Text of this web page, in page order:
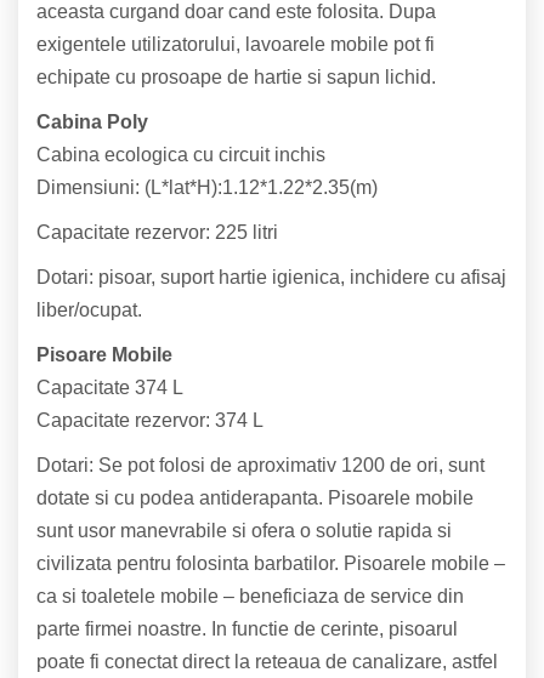
aceasta curgand doar cand este folosita. Dupa
exigentele utilizatorului, lavoarele mobile pot fi
echipate cu prosoape de hartie si sapun lichid.
Cabina Poly
Cabina ecologica cu circuit inchis
Dimensiuni: (L*lat*H):1.12*1.22*2.35(m)
Capacitate rezervor: 225 litri
Dotari: pisoar, suport hartie igienica, inchidere cu afisaj
liber/ocupat.
Pisoare Mobile
Capacitate 374 L
Capacitate rezervor: 374 L
Dotari: Se pot folosi de aproximativ 1200 de ori, sunt
dotate si cu podea antiderapanta. Pisoarele mobile
sunt usor manevrabile si ofera o solutie rapida si
civilizata pentru folosinta barbatilor. Pisoarele mobile –
ca si toaletele mobile – beneficiaza de service din
parte firmei noastre. In functie de cerinte, pisoarul
poate fi conectat direct la reteaua de canalizare, astfel